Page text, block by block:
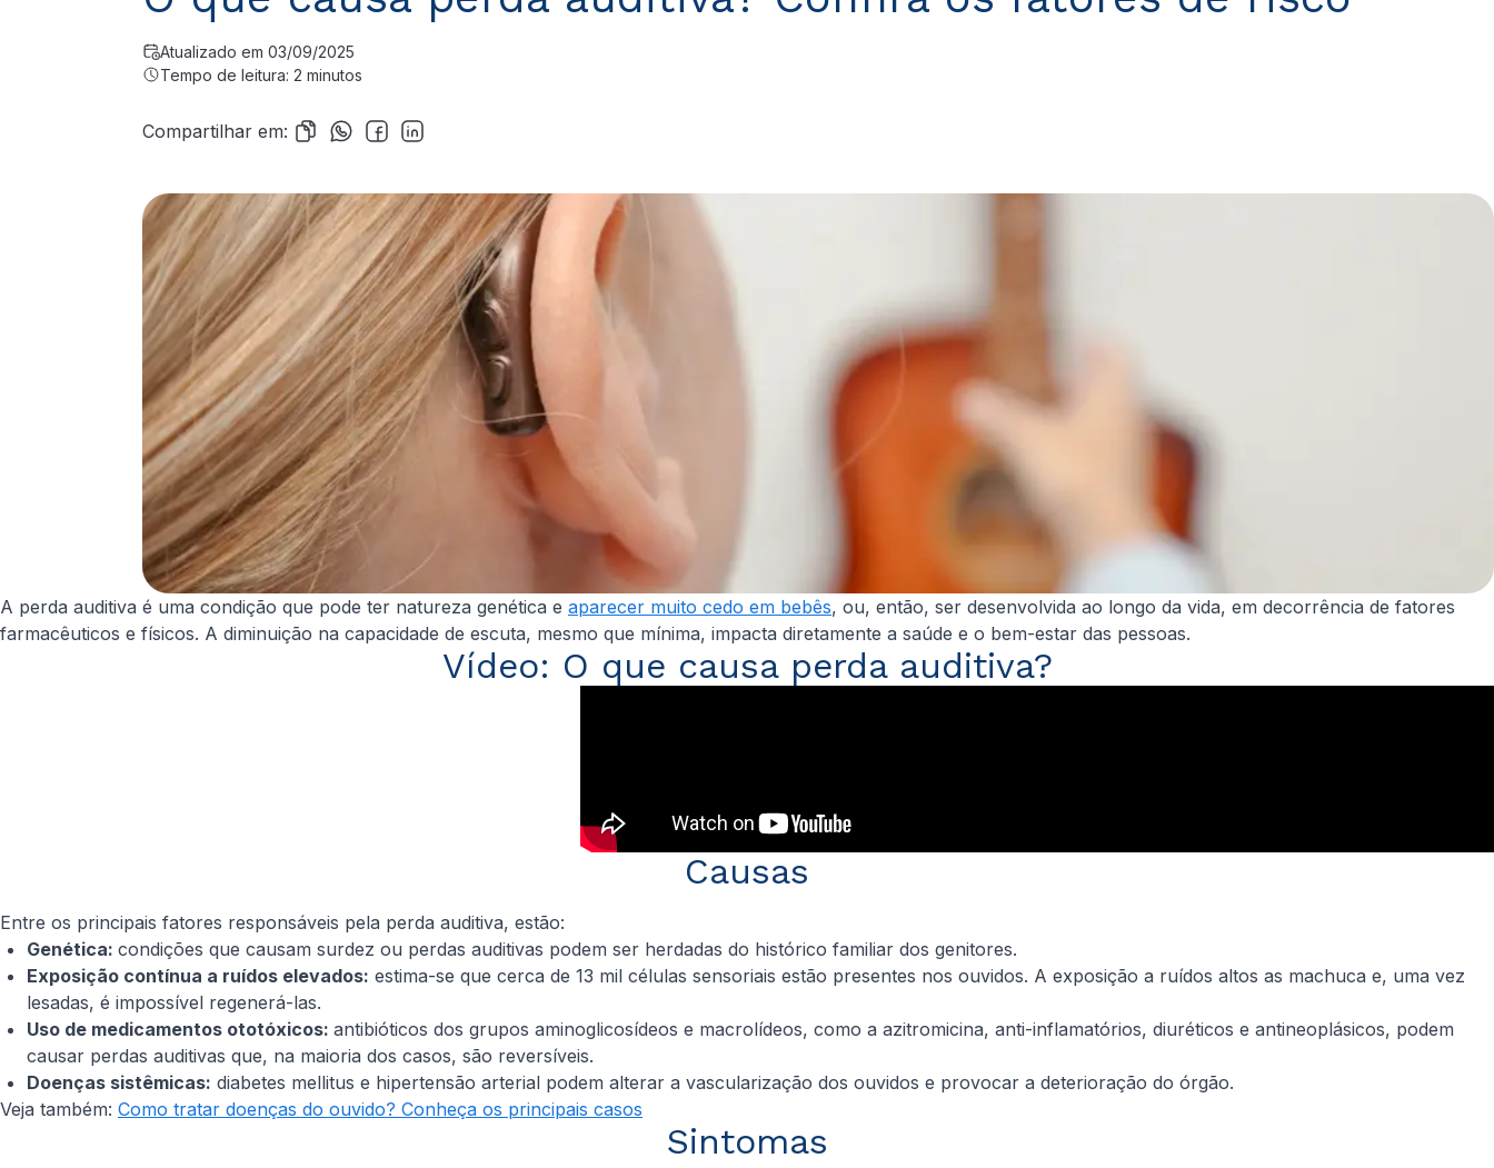
Atualizado em 03/09/2025
Tempo de leitura: 2 minutos
Compartilhar em:
A perda auditiva é uma condição que pode ter natureza genética e aparecer muito cedo em bebês, ou, então, ser desenvolvida ao longo da vida, em decorrência de fatores
farmacêuticos e físicos. A diminuição na capacidade de escuta, mesmo que mínima, impacta diretamente a saúde e o bem-estar das pessoas.
Vídeo: O que causa perda auditiva?
Causas
Entre os principais fatores responsáveis pela perda auditiva, estão:
Genética: condições que causam surdez ou perdas auditivas podem ser herdadas do histórico familiar dos genitores.
Exposição contínua a ruídos elevados: estima-se que cerca de 13 mil células sensoriais estão presentes nos ouvidos. A exposição a ruídos altos as machuca e, uma vez
lesadas, é impossível regenerá-las.
Uso de medicamentos ototóxicos: antibióticos dos grupos aminoglicosídeos e macrolídeos, como a azitromicina, anti-inflamatórios, diuréticos e antineoplásicos, podem
causar perdas auditivas que, na maioria dos casos, são reversíveis.
Doenças sistêmicas: diabetes mellitus e hipertensão arterial podem alterar a vascularização dos ouvidos e provocar a deterioração do órgão.
Veja também: Como tratar doenças do ouvido? Conheça os principais casos
Sintomas